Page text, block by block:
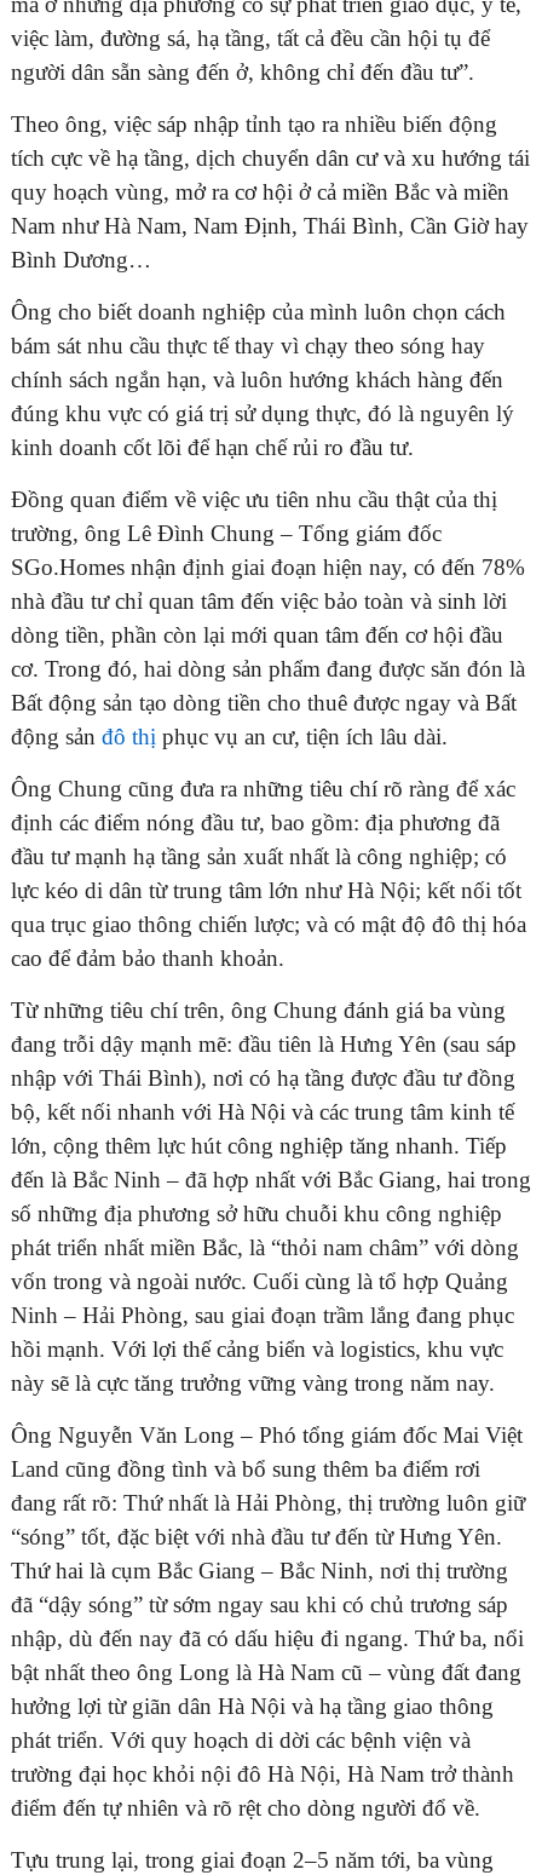
việc làm, đường sá, hạ tầng, tất cả đều cần hội tụ để
người dân sẵn sàng đến ở, không chỉ đến đầu tư”.
Theo ông, việc sáp nhập tỉnh tạo ra nhiều biến động
tích cực về hạ tầng, dịch chuyển dân cư và xu hướng tái
quy hoạch vùng, mở ra cơ hội ở cả miền Bắc và miền
Nam như Hà Nam, Nam Định, Thái Bình, Cần Giờ hay
Bình Dương…
Ông cho biết doanh nghiệp của mình luôn chọn cách
bám sát nhu cầu thực tế thay vì chạy theo sóng hay
chính sách ngắn hạn, và luôn hướng khách hàng đến
đúng khu vực có giá trị sử dụng thực, đó là nguyên lý
kinh doanh cốt lõi để hạn chế rủi ro đầu tư.
Đồng quan điểm về việc ưu tiên nhu cầu thật của thị
trường, ông Lê Đình Chung – Tổng giám đốc
SGo.Homes nhận định giai đoạn hiện nay, có đến 78%
nhà đầu tư chỉ quan tâm đến việc bảo toàn và sinh lời
dòng tiền, phần còn lại mới quan tâm đến cơ hội đầu
cơ. Trong đó, hai dòng sản phẩm đang được săn đón là
Bất động sản tạo dòng tiền cho thuê được ngay và Bất
động sản đô thị phục vụ an cư, tiện ích lâu dài.
Ông Chung cũng đưa ra những tiêu chí rõ ràng để xác
định các điểm nóng đầu tư, bao gồm: địa phương đã
đầu tư mạnh hạ tầng sản xuất nhất là công nghiệp; có
lực kéo di dân từ trung tâm lớn như Hà Nội; kết nối tốt
qua trục giao thông chiến lược; và có mật độ đô thị hóa
cao để đảm bảo thanh khoản.
Từ những tiêu chí trên, ông Chung đánh giá ba vùng
đang trỗi dậy mạnh mẽ: đầu tiên là Hưng Yên (sau sáp
nhập với Thái Bình), nơi có hạ tầng được đầu tư đồng
bộ, kết nối nhanh với Hà Nội và các trung tâm kinh tế
lớn, cộng thêm lực hút công nghiệp tăng nhanh. Tiếp
đến là Bắc Ninh – đã hợp nhất với Bắc Giang, hai trong
số những địa phương sở hữu chuỗi khu công nghiệp
phát triển nhất miền Bắc, là “thỏi nam châm” với dòng
vốn trong và ngoài nước. Cuối cùng là tổ hợp Quảng
Ninh – Hải Phòng, sau giai đoạn trầm lắng đang phục
hồi mạnh. Với lợi thế cảng biển và logistics, khu vực
này sẽ là cực tăng trưởng vững vàng trong năm nay.
Ông Nguyễn Văn Long – Phó tổng giám đốc Mai Việt
Land cũng đồng tình và bổ sung thêm ba điểm rơi
đang rất rõ: Thứ nhất là Hải Phòng, thị trường luôn giữ
“sóng” tốt, đặc biệt với nhà đầu tư đến từ Hưng Yên.
Thứ hai là cụm Bắc Giang – Bắc Ninh, nơi thị trường
đã “dậy sóng” từ sớm ngay sau khi có chủ trương sáp
nhập, dù đến nay đã có dấu hiệu đi ngang. Thứ ba, nổi
bật nhất theo ông Long là Hà Nam cũ – vùng đất đang
hưởng lợi từ giãn dân Hà Nội và hạ tầng giao thông
phát triển. Với quy hoạch di dời các bệnh viện và
trường đại học khỏi nội đô Hà Nội, Hà Nam trở thành
điểm đến tự nhiên và rõ rệt cho dòng người đổ về.
Tựu trung lại, trong giai đoạn 2–5 năm tới, ba vùng
ĐĂNG KÝ TƯ VẤN MIỄN PHÍ
HOÀN THÀNH
Đăng ký tư vấn trực tiếp 24/7: